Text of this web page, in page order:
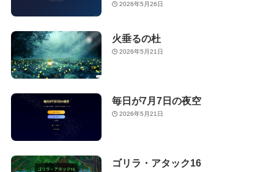
2026年5月26日
火垂るの杜
2026年5月21日
毎日が7月7日の夜空
2026年5月21日
ゴリラ・アタック16